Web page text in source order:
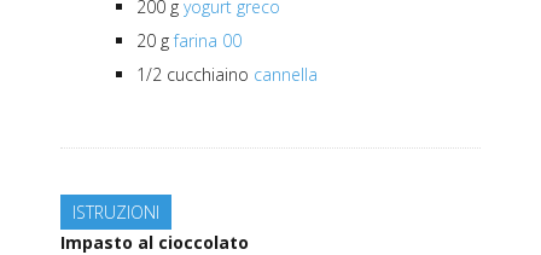
200 g yogurt greco
20 g farina 00
1/2 cucchiaino cannella
ISTRUZIONI
Impasto al cioccolato